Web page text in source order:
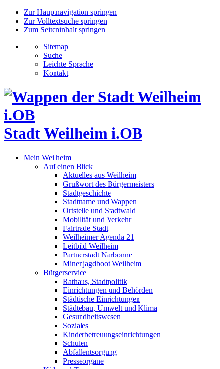
Zur Hauptnavigation springen
Zur Volltextsuche springen
Zum Seiteninhalt springen
Sitemap
Suche
Leichte Sprache
Kontakt
Stadt Weilheim i.OB
Mein Weilheim
Auf einen Blick
Aktuelles aus Weilheim
Grußwort des Bürgermeisters
Stadtgeschichte
Stadtname und Wappen
Ortsteile und Stadtwald
Mobilität und Verkehr
Fairtrade Stadt
Weilheimer Agenda 21
Leitbild Weilheim
Partnerstadt Narbonne
Minenjagdboot Weilheim
Bürgerservice
Rathaus, Stadtpolitik
Einrichtungen und Behörden
Städtische Einrichtungen
Städtebau, Umwelt und Klima
Gesundheitswesen
Soziales
Kinderbetreuungseinrichtungen
Schulen
Abfallentsorgung
Presseorgane